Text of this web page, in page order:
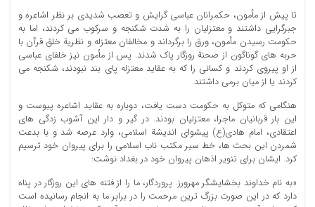
تا پیش از مأمون، حکمرانان عباسی گرایش و تعصب شدیدی بر نظر اشاعره و
جبرگرایی داشتند و معتزلیان را به شدت شکنجه و سرکوب می کردند، اما به
حکومت رسیدن مأمون، ورق را برگرداند و مخالفان معتزله و نظریة خلق قرآن با
حربه های گوناگون از صحنة روزگار پاک شدند. پس از مأمون نیز خلفای عباسی
از او پیروی کردند و کسانی را که به عقاید معتزله پای بند نبودند، شکنجه می
کردند یا از میان برمی داشتند.
هنگامی که متوکل به حکومت دست یافت، دوباره به عقاید اشاعره پیوست و
این بار قربانیان ماجرا، معتزلیان بودند. در گیر و دار این آشوب زدگی های
اعتقادی، امام هادی(ع) پیشوای اندیشة اسلامی، وارد عرصه شد و با بدعت
شمردن این بحث ها، خط سیر مکتب ناب اسلامی را برای پیروان خود ترسیم
کرد. ایشان برای تنویر اذهان پیروان خود در بغداد نوشت:
«به نام خداوند بخشایشگر مهرورز. پروردگار، ما را از فتنه های این روزگار در پناه
دارد که در این صورت بزرگ ترین مرحمت را در برابر ما به انجام رسانیده است